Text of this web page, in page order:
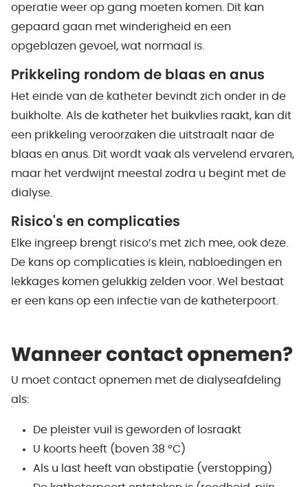
operatie weer op gang moeten komen. Dit kan
gepaard gaan met winderigheid en een
opgeblazen gevoel, wat normaal is.
Prikkeling rondom de blaas en anus
Het einde van de katheter bevindt zich onder in de
buikholte. Als de katheter het buikvlies raakt, kan dit
een prikkeling veroorzaken die uitstraalt naar de
blaas en anus. Dit wordt vaak als vervelend ervaren,
maar het verdwijnt meestal zodra u begint met de
dialyse.
Risico's en complicaties
Elke ingreep brengt risico’s met zich mee, ook deze.
De kans op complicaties is klein, nabloedingen en
lekkages komen gelukkig zelden voor. Wel bestaat
er een kans op een infectie van de katheterpoort.
Wanneer contact opnemen?
U moet contact opnemen met de dialyseafdeling
als:
De pleister vuil is geworden of losraakt
U koorts heeft (boven 38 °C)
Als u last heeft van obstipatie (verstopping)